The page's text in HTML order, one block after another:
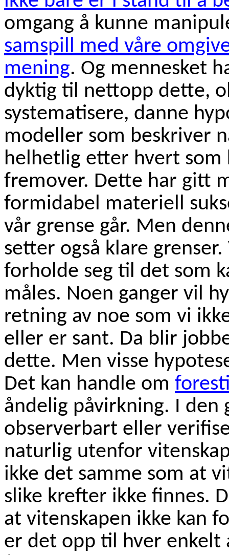
omgang å kunne
samspill med våre
mening. Og mennesket
dyktig til nettopp dette,
systematisere, danne
modeller som beskriver
helhetlig etter hvert som
fremover. Dette har gitt
formidabel materiell
vår grense går. Men
setter også klare
forholde seg til det som
måles. Noen ganger vil
retning av noe som vi
eller er sant. Da blir
dette. Men visse
Det kan handle om
åndelig påvirkning. I den
observerbart eller
naturlig utenfor
ikke det samme som at
slike krefter ikke finnes.
at vitenskapen ikke kan
er det opp til hver enkelt